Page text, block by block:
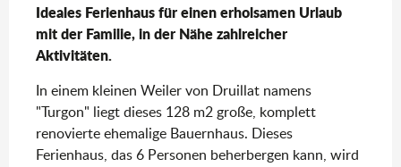
Ideales Ferienhaus für einen erholsamen Urlaub
mit der Familie, in der Nähe zahlreicher
Aktivitäten.
In einem kleinen Weiler von Druillat namens
"Turgon" liegt dieses 128 m2 große, komplett
renovierte ehemalige Bauernhaus. Dieses
Ferienhaus, das 6 Personen beherbergen kann, wird